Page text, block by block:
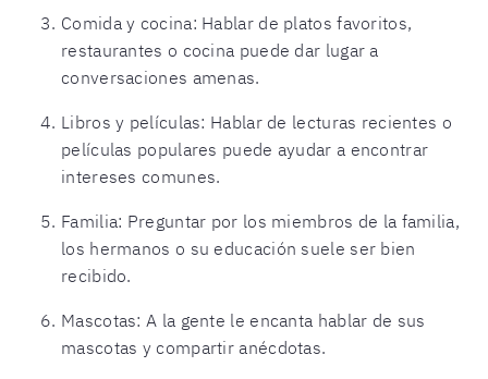
Comida y cocina: Hablar de platos favoritos,
restaurantes o cocina puede dar lugar a
conversaciones amenas.
Libros y películas: Hablar de lecturas recientes o
películas populares puede ayudar a encontrar
intereses comunes.
Familia: Preguntar por los miembros de la familia,
los hermanos o su educación suele ser bien
recibido.
Mascotas: A la gente le encanta hablar de sus
mascotas y compartir anécdotas.